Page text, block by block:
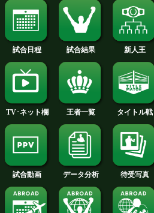
大湾 硫斗 選手名
ミカエル ディ
フェザー級+PLUS